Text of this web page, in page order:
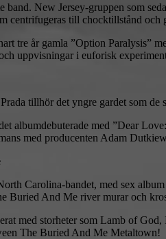
band. New Jersey-gruppen som
centrifugeras till chocktillstånd
tre år gamla ”Option Paralysis”
uppvisningar i euforisk
tillhör det yngre gardet som de
albumdebuterade med ”Dear
med producenten Adam
Carolina-bandet, med sex
Buried And Me river murar och
med storheter som Lamb of
The Buried And Me Metaltown!